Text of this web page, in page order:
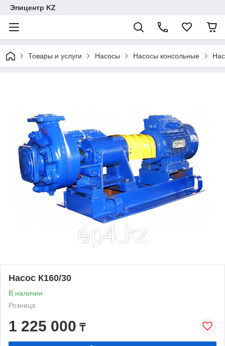
Эпицентр KZ
Товары и услуги Насосы Насосы консольные
Насос К160/30
В наличии
Розница
1 225 000 ₸